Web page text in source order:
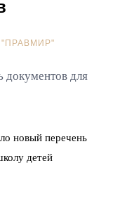
документов для
новый перечень
детей